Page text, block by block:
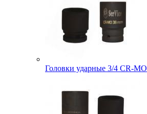
Головки ударные 3/4 CR-MO